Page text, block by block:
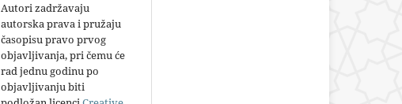
Autori zadržavaju
autorska prava i pružaju
časopisu pravo prvog
objavljivanja, pri čemu će
rad jednu godinu po
objavljivanju biti